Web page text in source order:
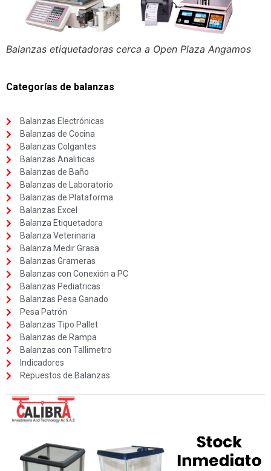
Balanzas etiquetadoras cerca a Open Plaza Angamos
Categorías de balanzas
Balanzas Electrónicas
Balanzas de Cocina
Balanzas Colgantes
Balanzas Analiticas
Balanzas de Baño
Balanzas de Laboratorio
Balanzas de Plataforma
Balanzas Excel
Balanza Etiquetadora
Balanza Veterinaria
Balanza Medir Grasa
Balanzas Grameras
Balanzas con Conexión a PC
Balanzas Pediatricas
Balanzas Pesa Ganado
Pesa Patrón
Balanzas Tipo Pallet
Balanzas de Rampa
Balanzas con Tallimetro
Indicadores
Repuestos de Balanzas